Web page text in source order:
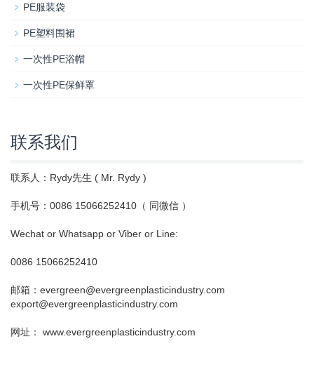
PE服装袋
PE塑料围裙
一次性PE浴帽
一次性PE保鲜罩
联系我们
联系人：Rydy先生 ( Mr. Rydy )
手机号：0086 15066252410（ 同微信 ）
Wechat or Whatsapp or Viber or Line:
0086 15066252410
邮箱：evergreen@evergreenplasticindustry.com
export@evergreenplasticindustry.com
网址： www.evergreenplasticindustry.com